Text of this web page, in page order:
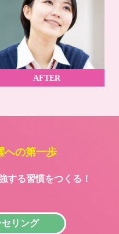
AFTER
への第一歩
する習慣をつくる！
リング